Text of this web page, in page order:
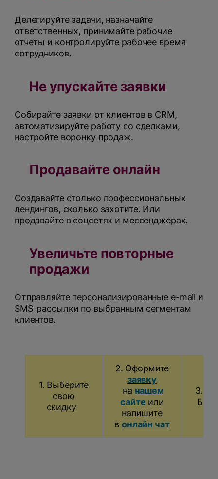
Делегируйте задачи, назначайте
ответственных, принимайте рабочие
отчеты и контролируйте рабочее время
сотрудников.
Не упускайте заявки
Собирайте заявки от клиентов в CRM,
автоматизируйте работу со сделками,
настройте воронку продаж.
Продавайте онлайн
Создавайте столько профессиональных
лендингов, сколько захотите. Или
продавайте в соцсетях и мессенджерах.
Увеличьте повторные
продажи
Отправляйте персонализированные e-mail и
SMS-рассылки по выбранным сегментам
клиентов.
1. Выберите
свою
скидку
2. Оформите
заявку
на нашем
сайте или
напишите
в онлайн чат
3.